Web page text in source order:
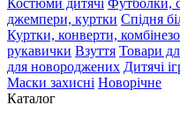
Костюми дитячі Футболки,
джемпери, куртки Спідня
Куртки, конверти,
рукавички Взуття Товари
для новороджених Дитячі
Маски захисні Новорічне
Каталог